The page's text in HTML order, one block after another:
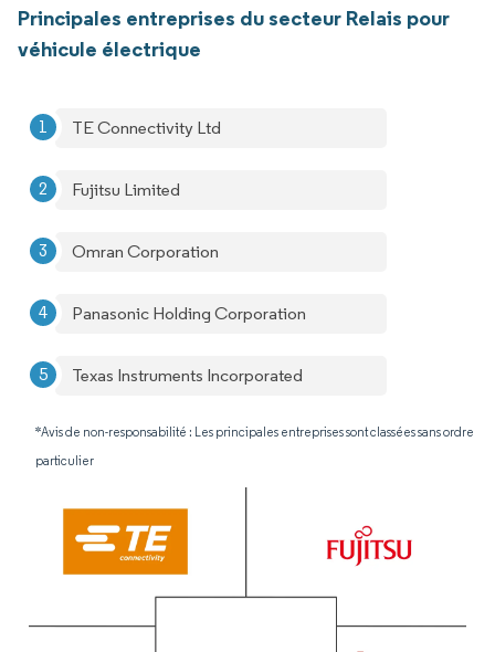
Principales entreprises du secteur Relais pour
véhicule électrique
TE Connectivity Ltd
Fujitsu Limited
Omran Corporation
Panasonic Holding Corporation
Texas Instruments Incorporated
*Avis de non-responsabilité : Les principales entreprises sont classées sans ordre
particulier